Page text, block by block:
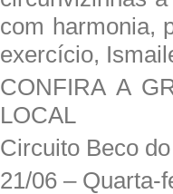
com harmonia,
exercício,
CONFIRA A
LOCAL
Circuito Beco
21/06 – Quarta-